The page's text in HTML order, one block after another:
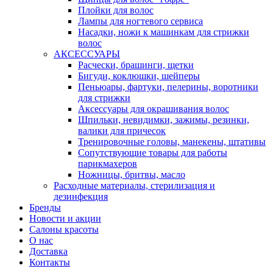
Плойки для волос
Лампы для ногтевого сервиса
Насадки, ножи к машинкам для стрижки
волос
АКСЕССУАРЫ
Расчески, брашинги, щетки
Бигуди, коклюшки, шейперы
Пеньюары, фартуки, пелерины, воротники
для стрижки
Аксессуары для окрашивания волос
Шпильки, невидимки, зажимы, резинки,
валики для причесок
Тренировочные головы, манекены, штативы
Сопутствующие товары для работы
парикмахеров
Ножницы, бритвы, масло
Расходные материалы, стерилизация и
дезинфекция
Бренды
Новости и акции
Салоны красоты
О нас
Доставка
Контакты